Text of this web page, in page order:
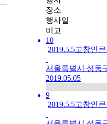
장소
행사일
비고
10
2019.5.5고창인큰
서울특별시 성동
2019.05.05
9
2019.5.5고창인큰